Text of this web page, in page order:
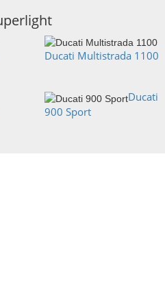
Ducati Multistrada 1100
Ducati
900 Sport